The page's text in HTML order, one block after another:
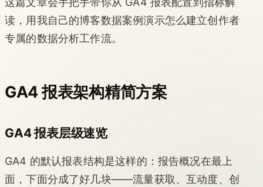
读，用我自己的博客数据案例演示怎么建立创作者
专属的数据分析工作流。
GA4 报表架构精简方案
GA4 报表层级速览
GA4 的默认报表结构是这样的：报告概况在最上
面，下面分成了好几块——流量获取、互动度、创